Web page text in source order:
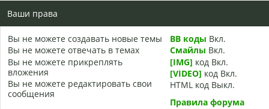
Ваши права
Вы не можете создавать новые темы
Вы не можете отвечать в темах
Вы не можете прикреплять
вложения
Вы не можете редактировать свои
сообщения
BB коды Вкл.
Смайлы Вкл.
[IMG] код Вкл.
[VIDEO] код Вкл.
HTML код Выкл.
Правила форума